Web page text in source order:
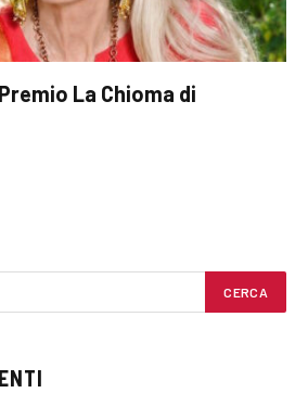
La Chioma di